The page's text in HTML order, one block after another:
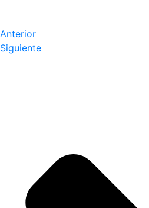
Anterior
Siguiente